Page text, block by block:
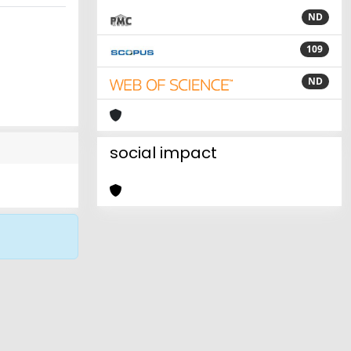
ND
109
ND
social impact